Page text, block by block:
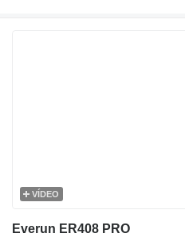
VÍDEO
Everun ER408 PRO